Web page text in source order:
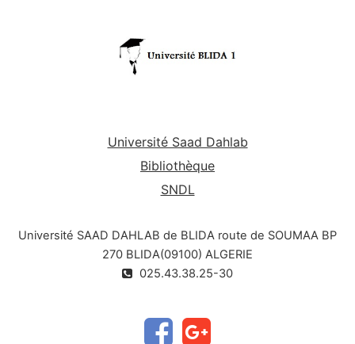
Université Saad Dahlab
Bibliothèque
SNDL
Université SAAD DAHLAB de BLIDA route de SOUMAA BP
270 BLIDA(09100) ALGERIE
025.43.38.25-30